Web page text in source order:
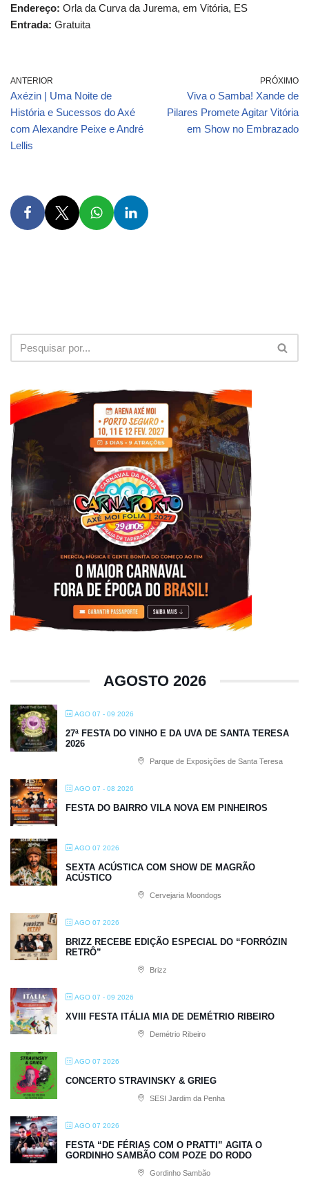
Endereço: Orla da Curva da Jurema, em Vitória, ES
Entrada: Gratuita
ANTERIOR
Axézin | Uma Noite de
História e Sucessos do Axé
com Alexandre Peixe e André
Lellis
PRÓXIMO
Viva o Samba! Xande de
Pilares Promete Agitar Vitória
em Show no Embrazado
AGOSTO 2026
AGO 07 - 09 2026
27ª FESTA DO VINHO E DA UVA DE SANTA TERESA
2026
Parque de Exposições de Santa Teresa
AGO 07 - 08 2026
FESTA DO BAIRRO VILA NOVA EM PINHEIROS
AGO 07 2026
SEXTA ACÚSTICA COM SHOW DE MAGRÃO
ACÚSTICO
Cervejaria Moondogs
AGO 07 2026
BRIZZ RECEBE EDIÇÃO ESPECIAL DO “FORRÓZIN
RETRÔ”
Brizz
AGO 07 - 09 2026
XVIII FESTA ITÁLIA MIA DE DEMÉTRIO RIBEIRO
Demétrio Ribeiro
AGO 07 2026
CONCERTO STRAVINSKY & GRIEG
SESI Jardim da Penha
AGO 07 2026
FESTA “DE FÉRIAS COM O PRATTI” AGITA O
GORDINHO SAMBÃO COM POZE DO RODO
Gordinho Sambão